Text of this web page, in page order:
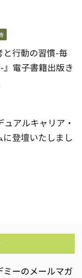
と行動の習慣-毎
電子書籍出版き
アルキャリア・
登壇いたしまし
ーのメールマガ